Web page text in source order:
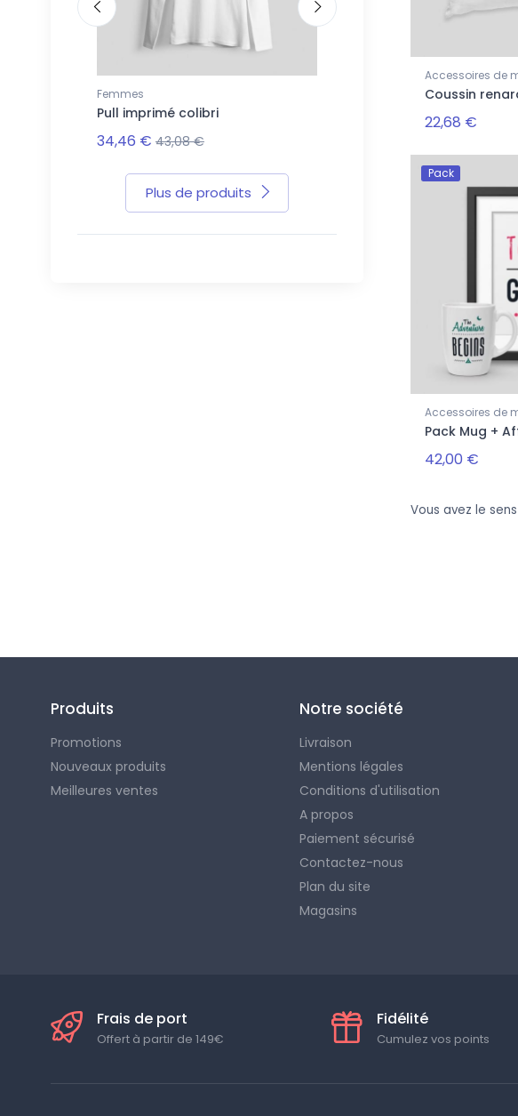
Femmes
Pull imprimé colibri
34,46 € 43,08 €
T-shirt imprimé colibri
Plus de produits
Vous avez le
Accessoires de
Coussin
22,68 €
Pack
Accessoires de
Pack Mug +
42,00 €
Produits
Promotions
Nouveaux produits
Meilleures ventes
Notre société
Livraison
Mentions légales
Conditions d'utilisation
A propos
Paiement sécurisé
Contactez-nous
Plan du site
Magasins
Frais de port
Offert à partir de 149€
Fidélité
Cumulez vos points